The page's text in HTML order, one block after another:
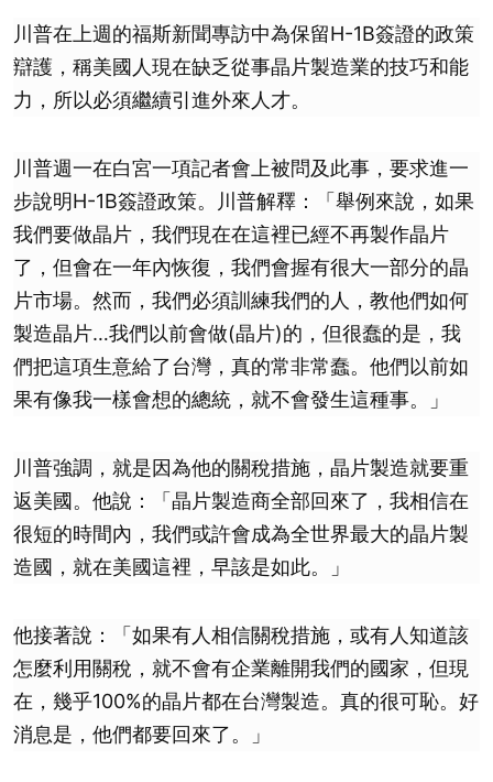
川普在上週的福斯新聞專訪中為保留H-1B簽證的政策
辯護，稱美國人現在缺乏從事晶片製造業的技巧和能
力，所以必須繼續引進外來人才。
川普週一在白宮一項記者會上被問及此事，要求進一
步說明H-1B簽證政策。川普解釋：「舉例來說，如果
我們要做晶片，我們現在在這裡已經不再製作晶片
了，但會在一年內恢復，我們會握有很大一部分的晶
片市場。然而，我們必須訓練我們的人，教他們如何
製造晶片…我們以前會做(晶片)的，但很蠢的是，我
們把這項生意給了台灣，真的常非常蠢。他們以前如
果有像我一樣會想的總統，就不會發生這種事。」
川普強調，就是因為他的關稅措施，晶片製造就要重
返美國。他說：「晶片製造商全部回來了，我相信在
很短的時間內，我們或許會成為全世界最大的晶片製
造國，就在美國這裡，早該是如此。」
他接著說：「如果有人相信關稅措施，或有人知道該
怎麼利用關稅，就不會有企業離開我們的國家，但現
在，幾乎100%的晶片都在台灣製造。真的很可恥。好
消息是，他們都要回來了。」